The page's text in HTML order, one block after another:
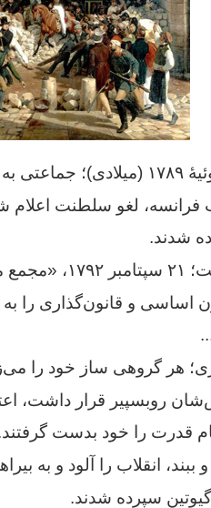
در چهاردهم ژوئیهٔ ۱۷۸۹
فرانسه، لغو سلطنت
شدند.
اساسی و قانون‌گذاری را
هر گروهی ساز خود را
روبسپیر قرار داشت،
قدرت را خود بدست
و ببند، انقلاب را آلود و به
سپرده شدند.